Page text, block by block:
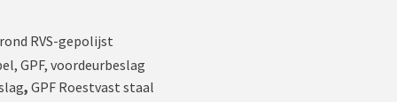
RVS-gepolijst
, GPF, voordeurbeslag
, GPF Roestvast staal